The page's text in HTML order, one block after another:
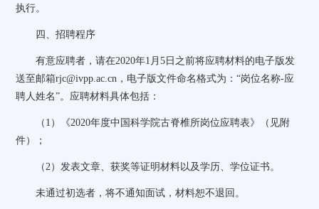
执行。
四、招聘程序
有意应聘者，请在2020年1 月5 日之前将应聘材料的电子版发
送至邮箱rjc@ivpp.ac.cn ，电子版文件命名格式为：“岗位名称-应
聘人姓名”。应聘材料具体包括：
（ 1 ）《2020年度中国科学院古脊椎所岗位应聘表》（见附
件）；
（2）发表文章、获奖等证明材料以及学历、学位证书。
未通过初选者，将不通知面试，材料恕不退回。